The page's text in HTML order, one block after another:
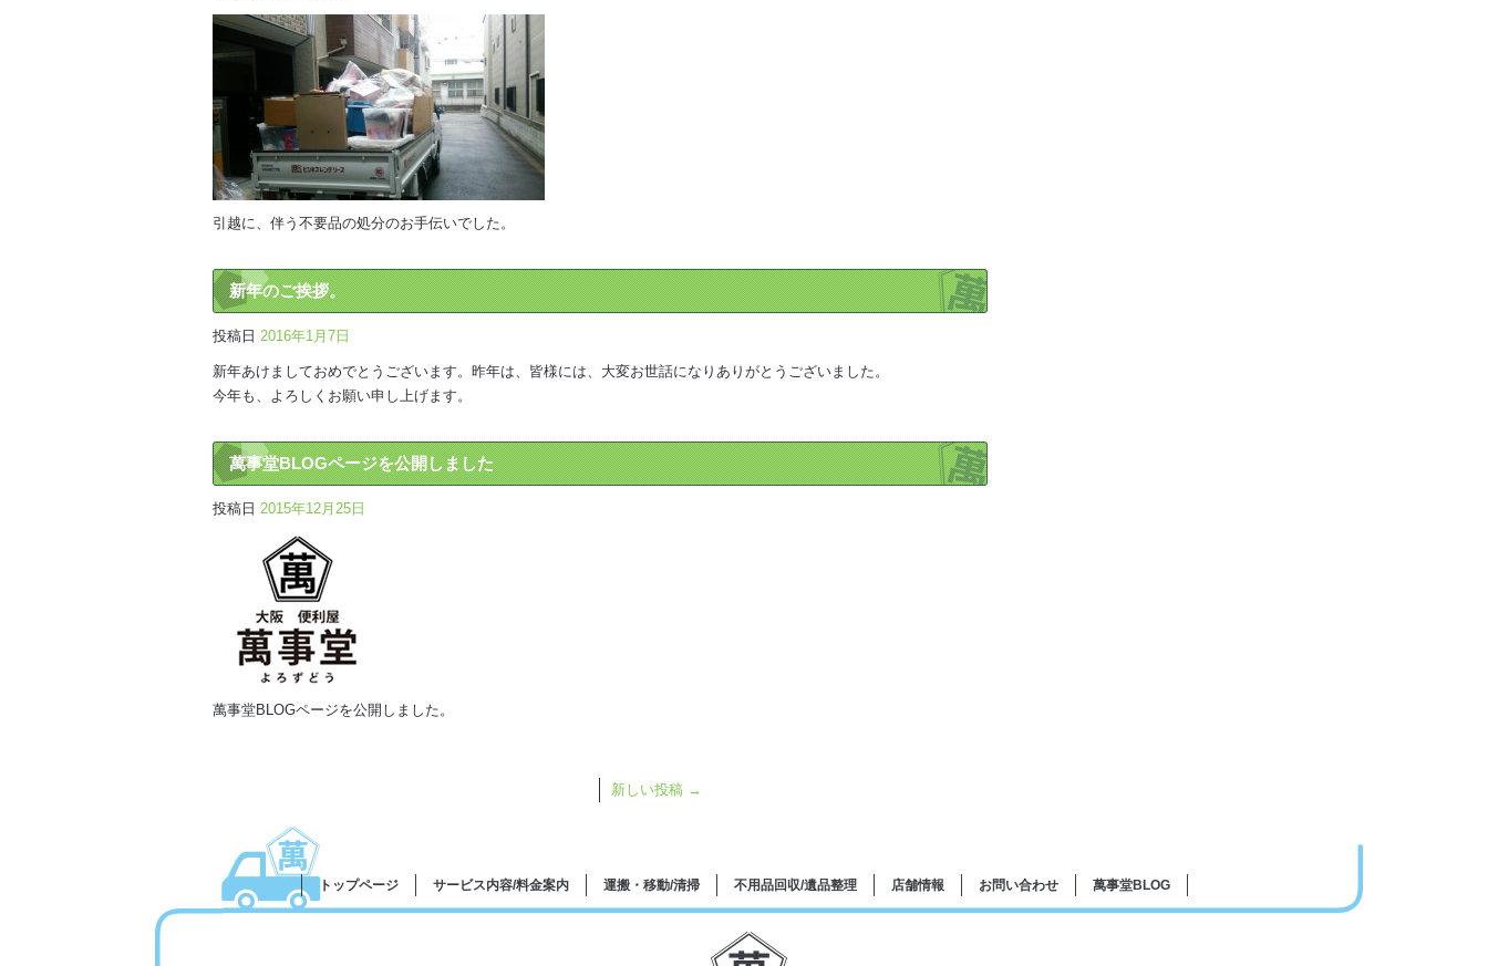
引越に、伴う不要品の処分のお手伝いでした。
新年のご挨拶。
投稿日 2016年1月7日
新年あけましておめでとうございます。昨年は、皆様には、大変お世話になりありがとうございました。
今年も、よろしくお願い申し上げます。
萬事堂BLOGページを公開しました
投稿日 2015年12月25日
萬事堂BLOGページを公開しました。
新しい投稿 →
トップページ サービス内容/料金案内 運搬・移動/清掃 不用品回収/遺品整理 店舗情報 お問い合わせ 萬事堂BLOG